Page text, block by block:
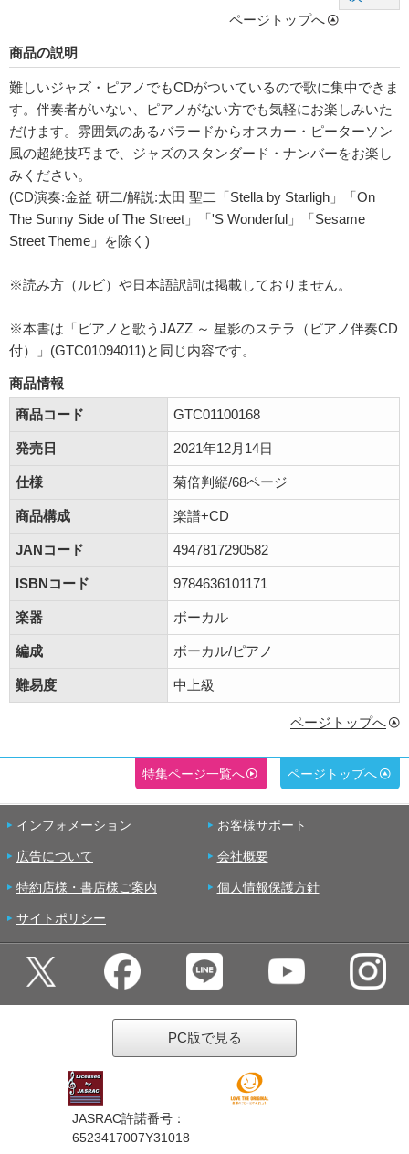
ページトップへ
商品の説明
難しいジャズ・ピアノでもCDがついているので歌に集中できま
す。伴奏者がいない、ピアノがない方でも気軽にお楽しみいた
だけます。雰囲気のあるバラードからオスカー・ピーターソン
風の超絶技巧まで、ジャズのスタンダード・ナンバーをお楽し
みください。
(CD演奏:金益 研二/解説:太田 聖二「Stella by Starligh」「On
The Sunny Side of The Street」「'S Wonderful」「Sesame
Street Theme」を除く)
※読み方（ルビ）や日本語訳詞は掲載しておりません。
※本書は「ピアノと歌うJAZZ ～ 星影のステラ（ピアノ伴奏CD
付）」(GTC01094011)と同じ内容です。
商品情報
商品コード
GTC01100168
発売日 2021年12月14日
仕様 菊倍判縦/68ページ
商品構成 楽譜+CD
JANコード 4947817290582
ISBNコード 9784636101171
楽器 ボーカル
編成 ボーカル/ピアノ
難易度 中上級
ページトップへ
特集ページ一覧へ ページトップへ
インフォメーション お客様サポート
広告について 会社概要
特約店様・書店様ご案内 個人情報保護方針
サイトポリシー
PC版で見る
JASRAC許諾番号：
6523417007Y31018